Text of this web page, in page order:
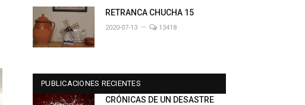
RETRANCA CHUCHA 15
2020-07-13 13418
PUBLICACIONES RECIENTES
CRÓNICAS DE UN DESASTRE